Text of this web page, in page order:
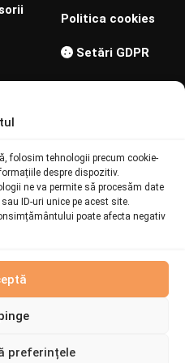
folosim tehnologii precum cookie-
despre dispozitiv.
ne va permite să procesăm date
ID-uri unice pe acest site.
poate afecta negativ
preferințele
Politica cookies
Setări GDPR
259, Afumați 901003
Produs
comandă
produs este